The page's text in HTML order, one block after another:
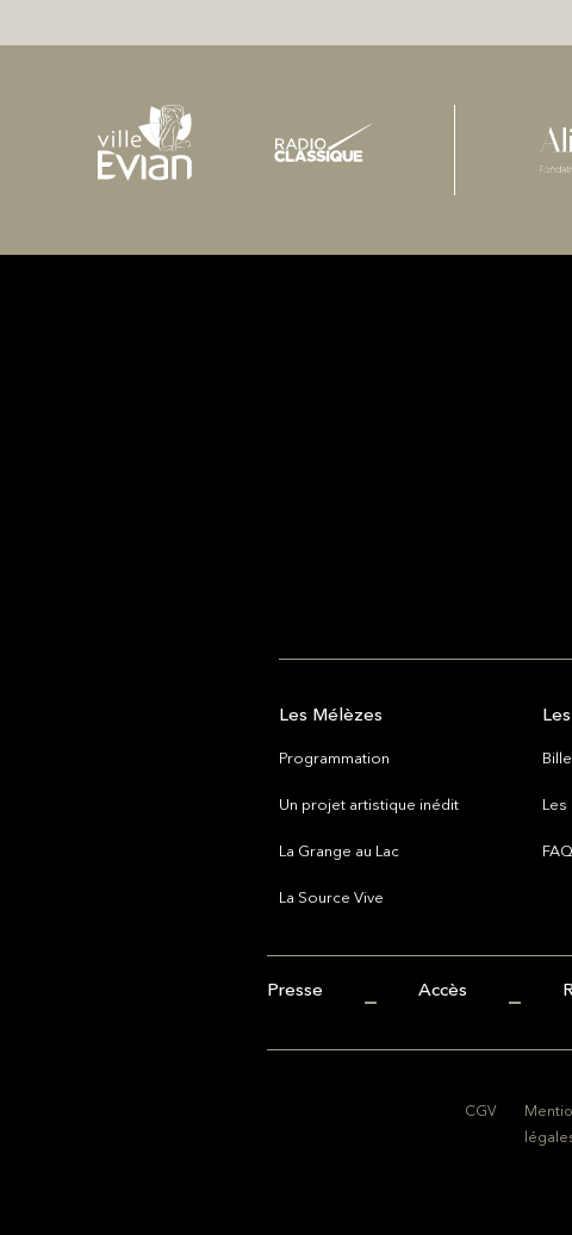
Les Mélèzes
Programmation
Un projet artistique inédit
La Grange au Lac
La Source Vive
Les
FAQ
Presse Accès
CGV